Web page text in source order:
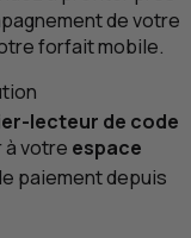
de votre
forfait mobile.
lecteur de code
à votre espace
paiement depuis